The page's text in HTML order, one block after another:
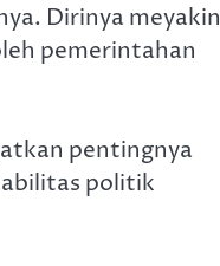
Dirinya
pemerintahan
pentingnya
politik